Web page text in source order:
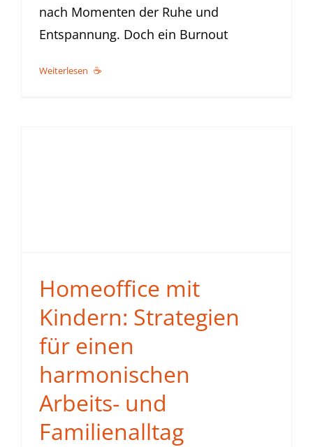
nach Momenten der Ruhe und
Entspannung. Doch ein Burnout
Weiterlesen
Homeoffice mit
Kindern: Strategien
für einen
harmonischen
Arbeits- und
Familienalltag